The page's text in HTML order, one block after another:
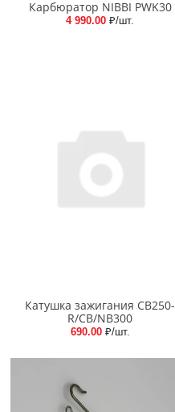
Карбюратор NIBBI PWK30
4 990.00 ₽/шт.
Катушка зажигания CB250-
R/CB/NB300
690.00 ₽/шт.